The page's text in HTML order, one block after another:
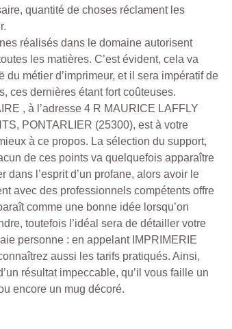
quantité de choses réclament les
réalisés dans le domaine autorisent
les matières. C’est évident, cela va
métier d’imprimeur, et il sera impératif de
ces dernières étant fort coûteuses.
, à l’adresse 4 R MAURICE LAFFLY
PONTARLIER (25300), est à votre
à ce propos. La sélection du support,
de ces points va quelquefois apparaître
dans l’esprit d’un profane, alors avoir le
avec des professionnels compétents offre
comme une bonne idée lorsqu’on
toutefois l’idéal sera de détailler votre
personne : en appelant IMPRIMERIE
aussi les tarifs pratiqués. Ainsi,
résultat impeccable, qu’il vous faille un
encore un mug décoré.